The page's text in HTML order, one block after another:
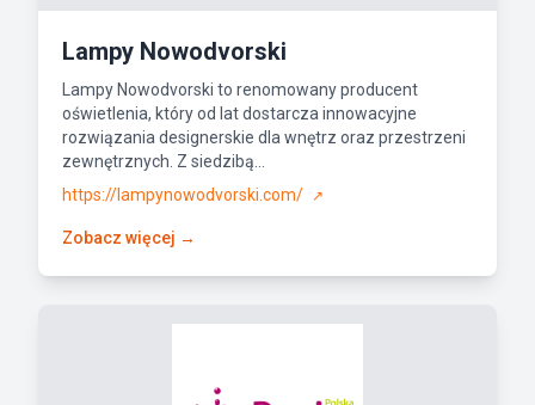
Lampy Nowodvorski
Lampy Nowodvorski to renomowany producent
oświetlenia, który od lat dostarcza innowacyjne
rozwiązania designerskie dla wnętrz oraz przestrzeni
zewnętrznych. Z siedzibą...
https://lampynowodvorski.com/
↗
Zobacz więcej →